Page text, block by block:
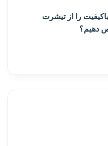
را از تیشرت
دهیم؟